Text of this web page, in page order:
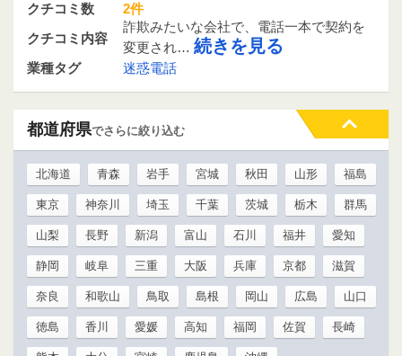
クチコミ数
2件
クチコミ内容
詐欺みたいな会社で、電話一本で契約を
変更され… 続きを見る
業種タグ 迷惑電話
都道府県でさらに絞り込む
北海道 青森 岩手 宮城 秋田 山形 福島
東京 神奈川 埼玉 千葉 茨城 栃木 群馬
山梨 長野 新潟 富山 石川 福井 愛知
静岡 岐阜 三重 大阪 兵庫 京都 滋賀
奈良 和歌山 鳥取 島根 岡山 広島 山口
徳島 香川 愛媛 高知 福岡 佐賀 長崎